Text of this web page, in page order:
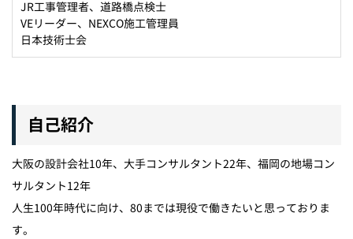
JR工事管理者、道路橋点検士
VEリーダー、NEXCO施工管理員
日本技術士会
自己紹介
大阪の設計会社10年、大手コンサルタント22年、福岡の地場コン
サルタント12年
人生100年時代に向け、80までは現役で働きたいと思っておりま
す。